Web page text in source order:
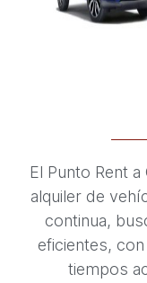
El Punto Rent
alquiler de
continua,
eficientes,
tiempos